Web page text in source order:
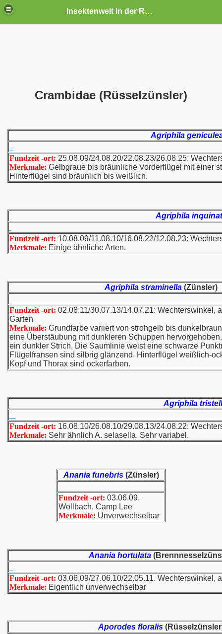
Insektenwelt in der Rhön und Umgebung
Crambidae (Rüsselzünsler)
Agriphila
Fundzeit -ort: 25.08.09/24.08.20/22.08.23/26.08.25:
Merkmale: Gelbgraue bis bräunliche Vorderflügel mit einer
Hinterflügel sind bräunlich bis weißlich.
Agriphila
Fundzeit -ort: 10.08.09/11.08.10/16.08.22/12.08.23:
Merkmale: Einige ähnliche Arten.
Agriphila straminella (Zünsler)
Fundzeit -ort: 02.08.11/30.07.13/14.07.21: Wechterswinkel,
Garten
Merkmale: Grundfarbe variiert von strohgelb bis
eine Überstäubung mit dunkleren Schuppen
ein dunkler Strich. Die Saumlinie weist eine schwarze
Flügelfransen sind silbrig glänzend. Hinterflügel weißlich-
Kopf und Thorax sind ockerfarben.
Agriphila
Fundzeit -ort: 16.08.10/26.08.10/29.08.13/24.08.22:
Merkmale: Sehr ähnlich A. selasella. Sehr variabel.
Anania funebris (Zünsler)
Fundzeit -ort: 03.06.09.
Wollbach, Camp Lee
Merkmale: Unverwechselbar
Anania hortulata
Fundzeit -ort: 03.06.09/27.06.10/22.05.11. Wechterswinkel,
Merkmale: Eigentlich unverwechselbar
Aporodes floralis